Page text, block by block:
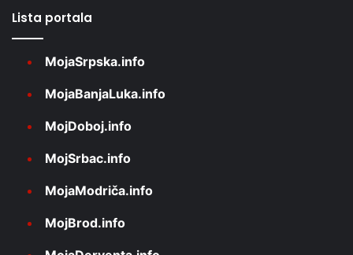
Lista portala
MojaSrpska.info
MojaBanjaLuka.info
MojDoboj.info
MojSrbac.info
MojaModriča.info
MojBrod.info